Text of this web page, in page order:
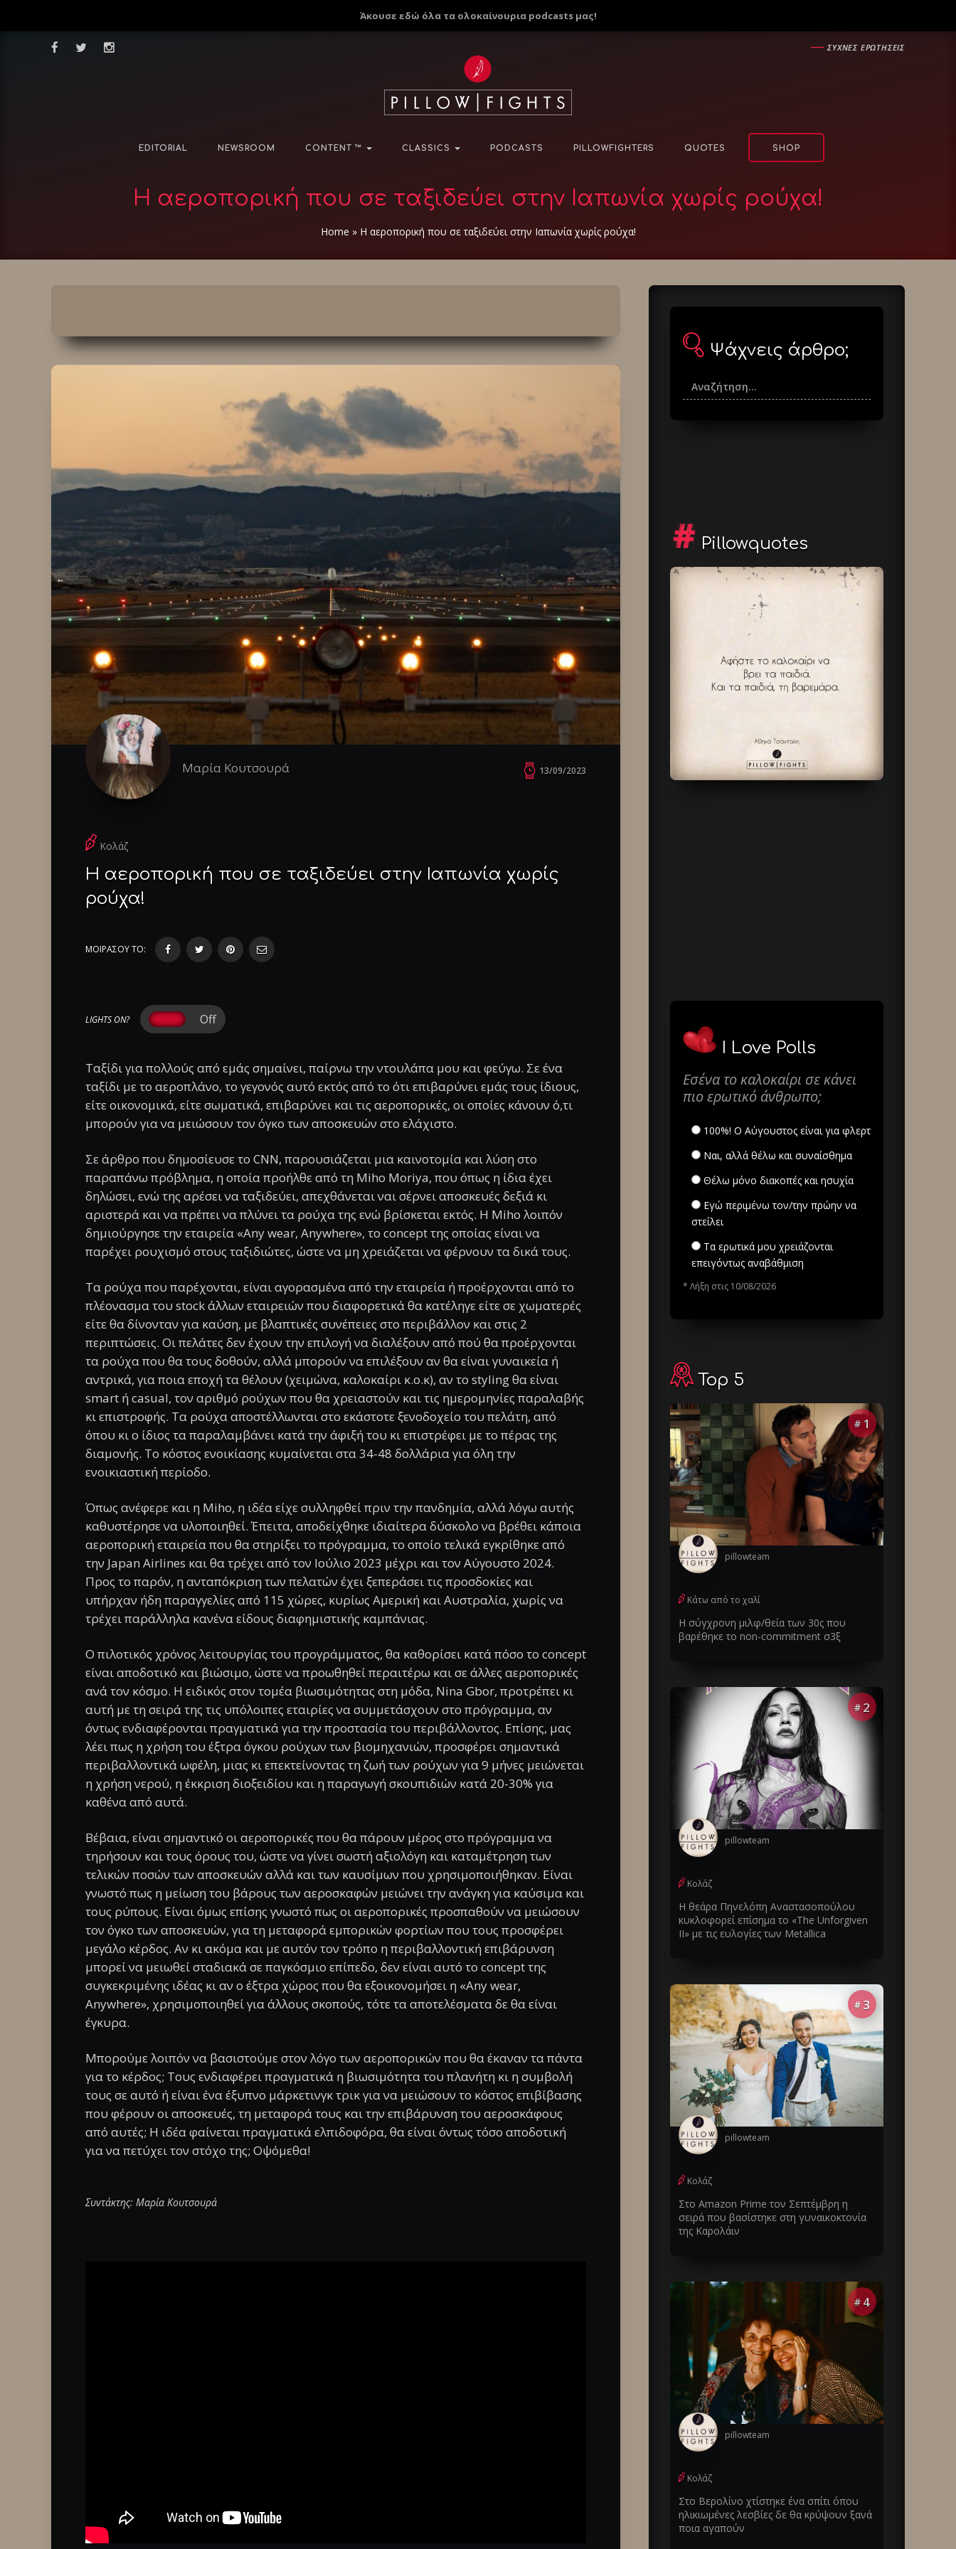
Άκουσε εδώ όλα τα ολοκαίνουρια podcasts μας!
―ΣΥΧΝΕΣ ΕΡΩΤΗΣΕΙΣ
EDITORIAL NEWSROOM CONTENT ™ CLASSICS PODCASTS PILLOWFIGHTERS QUOTES SHOP
Η αεροπορική που σε ταξιδεύει στην Ιαπωνία χωρίς ρούχα!
Home » Η αεροπορική που σε ταξιδεύει στην Ιαπωνία χωρίς ρούχα!
Μαρία Κουτσουρά 13/09/2023
Κολάζ
Η αεροπορική που σε ταξιδεύει στην Ιαπωνία χωρίς
ρούχα!
ΜΟΙΡΑΣΟΥ ΤΟ:
LIGHTS ON?
Ταξίδι για πολλούς από εμάς σημαίνει, παίρνω την ντουλάπα μου και φεύγω. Σε ένα
ταξίδι με το αεροπλάνο, το γεγονός αυτό εκτός από το ότι επιβαρύνει εμάς τους ίδιους,
είτε οικονομικά, είτε σωματικά, επιβαρύνει και τις αεροπορικές, οι οποίες κάνουν ό,τι
μπορούν για να μειώσουν τον όγκο των αποσκευών στο ελάχιστο.
Σε άρθρο που δημοσίευσε το CNN, παρουσιάζεται μια καινοτομία και λύση στο
παραπάνω πρόβλημα, η οποία προήλθε από τη Miho Moriya, που όπως η ίδια έχει
δηλώσει, ενώ της αρέσει να ταξιδεύει, απεχθάνεται ναι σέρνει αποσκευές δεξιά κι
αριστερά και να πρέπει να πλύνει τα ρούχα της ενώ βρίσκεται εκτός. Η Miho λοιπόν
δημιούργησε την εταιρεία «Any wear, Anywhere», το concept της οποίας είναι να
παρέχει ρουχισμό στους ταξιδιώτες, ώστε να μη χρειάζεται να φέρνουν τα δικά τους.
Τα ρούχα που παρέχονται, είναι αγορασμένα από την εταιρεία ή προέρχονται από το
πλέονασμα του stock άλλων εταιρειών που διαφορετικά θα κατέληγε είτε σε χωματερές
είτε θα δίνονταν για καύση, με βλαπτικές συνέπειες στο περιβάλλον και στις 2
περιπτώσεις. Οι πελάτες δεν έχουν την επιλογή να διαλέξουν από πού θα προέρχονται
τα ρούχα που θα τους δοθούν, αλλά μπορούν να επιλέξουν αν θα είναι γυναικεία ή
αντρικά, για ποια εποχή τα θέλουν (χειμώνα, καλοκαίρι κ.ο.κ), αν το styling θα είναι
smart ή casual, τον αριθμό ρούχων που θα χρειαστούν και τις ημερομηνίες παραλαβής
κι επιστροφής. Τα ρούχα αποστέλλωνται στο εκάστοτε ξενοδοχείο του πελάτη, από
όπου κι ο ίδιος τα παραλαμβάνει κατά την άφιξή του κι επιστρέφει με το πέρας της
διαμονής. Το κόστος ενοικίασης κυμαίνεται στα 34-48 δολλάρια για όλη την
ενοικιαστική περίοδο.
Όπως ανέφερε και η Miho, η ιδέα είχε συλληφθεί πριν την πανδημία, αλλά λόγω αυτής
καθυστέρησε να υλοποιηθεί. Έπειτα, αποδείχθηκε ιδιαίτερα δύσκολο να βρέθει κάποια
αεροπορική εταιρεία που θα στηρίξει το πρόγραμμα, το οποίο τελικά εγκρίθηκε από
την Japan Airlines και θα τρέχει από τον Ιούλιο 2023 μέχρι και τον Αύγουστο 2024.
Προς το παρόν, η ανταπόκριση των πελατών έχει ξεπεράσει τις προσδοκίες και
υπήρχαν ήδη παραγγελίες από 115 χώρες, κυρίως Αμερική και Αυστραλία, χωρίς να
τρέχει παράλληλα κανένα είδους διαφημιστικής καμπάνιας.
Ο πιλοτικός χρόνος λειτουργίας του προγράμματος, θα καθορίσει κατά πόσο το concept
είναι αποδοτικό και βιώσιμο, ώστε να προωθηθεί περαιτέρω και σε άλλες αεροπορικές
ανά τον κόσμο. Η ειδικός στον τομέα βιωσιμότητας στη μόδα, Nina Gbor, προτρέπει κι
αυτή με τη σειρά της τις υπόλοιπες εταιρίες να συμμετάσχουν στο πρόγραμμα, αν
όντως ενδιαφέρονται πραγματικά για την προστασία του περιβάλλοντος. Επίσης, μας
λέει πως η χρήση του έξτρα όγκου ρούχων των βιομηχανιών, προσφέρει σημαντικά
περιβαλλοντικά ωφέλη, μιας κι επεκτείνοντας τη ζωή των ρούχων για 9 μήνες μειώνεται
η χρήση νερού, η έκκριση διοξειδίου και η παραγωγή σκουπιδιών κατά 20-30% για
καθένα από αυτά.
Βέβαια, είναι σημαντικό οι αεροπορικές που θα πάρουν μέρος στο πρόγραμμα να
τηρήσουν και τους όρους του, ώστε να γίνει σωστή αξιολόγη και καταμέτρηση των
τελικών ποσών των αποσκευών αλλά και των καυσίμων που χρησιμοποιήθηκαν. Είναι
γνωστό πως η μείωση του βάρους των αεροσκαφών μειώνει την ανάγκη για καύσιμα και
τους ρύπους. Είναι όμως επίσης γνωστό πως οι αεροπορικές προσπαθούν να μειώσουν
τον όγκο των αποσκευών, για τη μεταφορά εμπορικών φορτίων που τους προσφέρει
μεγάλο κέρδος. Αν κι ακόμα και με αυτόν τον τρόπο η περιβαλλοντική επιβάρυνση
μπορεί να μειωθεί σταδιακά σε παγκόσμιο επίπεδο, δεν είναι αυτό το concept της
συγκεκριμένης ιδέας κι αν ο έξτρα χώρος που θα εξοικονομήσει η «Any wear,
Anywhere», χρησιμοποιηθεί για άλλους σκοπούς, τότε τα αποτελέσματα δε θα είναι
έγκυρα.
Μπορούμε λοιπόν να βασιστούμε στον λόγο των αεροπορικών που θα έκαναν τα πάντα
για το κέρδος; Τους ενδιαφέρει πραγματικά η βιωσιμότητα του πλανήτη κι η συμβολή
τους σε αυτό ή είναι ένα έξυπνο μάρκετινγκ τρικ για να μειώσουν το κόστος επιβίβασης
που φέρουν οι αποσκευές, τη μεταφορά τους και την επιβάρυνση του αεροσκάφους
από αυτές; Η ιδέα φαίνεται πραγματικά ελπιδοφόρα, θα είναι όντως τόσο αποδοτική
για να πετύχει τον στόχο της; Οψόμεθα!
Συντάκτης: Μαρία Κουτσουρά
Ψάχνεις άρθρο;
Pillowquotes
I Love Polls
Εσένα το καλοκαίρι σε κάνει
πιο ερωτικό άνθρωπο;
100%! Ο Αύγουστος είναι για φλερτ
Ναι, αλλά θέλω και συναίσθημα
Θέλω μόνο διακοπές και ησυχία
Εγώ περιμένω τον/την πρώην να
στείλει
Τα ερωτικά μου χρειάζονται
επειγόντως αναβάθμιση
* Λήξη στις 10/08/2026
Top 5
# 1
pillowteam
Κάτω από το χαλί
Η σύγχρονη μιλφ/θεία των 30ς που
βαρέθηκε το non-commitment σ3ξ
# 2
pillowteam
Κολάζ
Η θεάρα Πηνελόπη Αναστασοπούλου
κυκλοφορεί επίσημα το «The Unforgiven
II» με τις ευλογίες των Metallica
# 3
pillowteam
Κολάζ
Στο Amazon Prime τον Σεπτέμβρη η
σειρά που βασίστηκε στη γυναικοκτονία
της Καρολάιν
# 4
pillowteam
Κολάζ
Στο Βερολίνο χτίστηκε ένα σπίτι όπου
ηλικιωμένες λεσβίες δε θα κρύψουν ξανά
ποια αγαπούν